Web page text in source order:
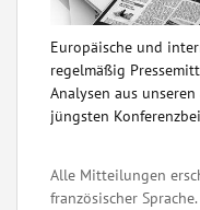
Europäische und
regelmäßig
Analysen aus
jüngsten
Alle Mitteilungen
französischer